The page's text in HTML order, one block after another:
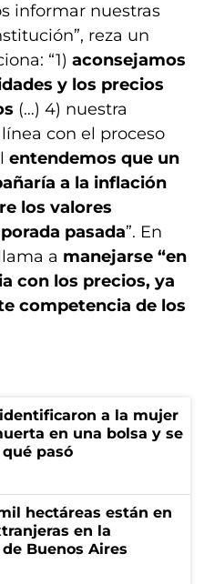
informar nuestras
reza un
“1) aconsejamos
y los precios
(…) 4) nuestra
con el proceso
entendemos que un
a la inflación
los valores
pasada”. En
a manejarse “en
con los precios, ya
competencia de los
a la mujer
en una bolsa y se
pasó
hectáreas están en
en la
Buenos Aires